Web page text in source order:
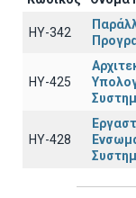
ΗΥ-342
ΗΥ-425
ΗΥ-428